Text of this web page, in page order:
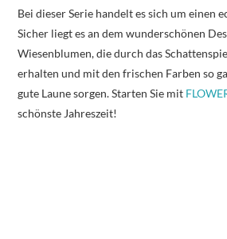
Bei dieser Serie handelt es sich um einen
Sicher liegt es an dem wunderschönen
Wiesenblumen, die durch das
erhalten und mit den frischen Farben so
gute Laune sorgen. Starten Sie mit
schönste Jahreszeit!